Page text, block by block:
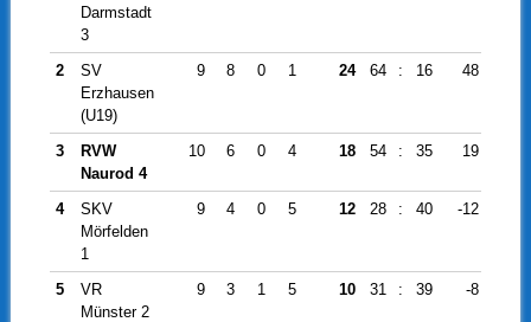
Darmstadt
3
2
SV
Erzhausen
(U19)
9 8 0 1 24 64 : 16 48
3
RVW
Naurod 4
10 6 0 4 18 54 : 35 19
4
SKV
Mörfelden
1
9 4 0 5 12 28 : 40 -12
5
VR
Münster 2
9 3 1 5 10 31 : 39 -8